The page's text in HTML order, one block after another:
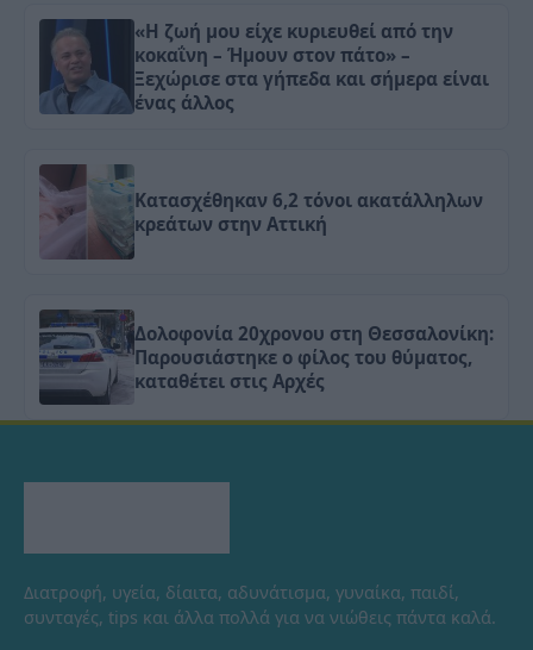
«Η ζωή μου είχε κυριευθεί από την
κοκαΐνη – Ήμουν στον πάτο» –
Ξεχώρισε στα γήπεδα και σήμερα είναι
ένας άλλος
Κατασχέθηκαν 6,2 τόνοι ακατάλληλων
κρεάτων στην Αττική
Δολοφονία 20χρονου στη Θεσσαλονίκη:
Παρουσιάστηκε ο φίλος του θύματος,
καταθέτει στις Αρχές
Διατροφή, υγεία, δίαιτα, αδυνάτισμα, γυναίκα, παιδί,
συνταγές, tips και άλλα πολλά για να νιώθεις πάντα καλά.